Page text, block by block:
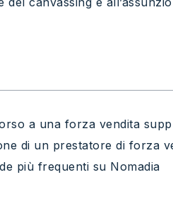
a una forza vendita
di un prestatore di forza
più frequenti su Nomadia